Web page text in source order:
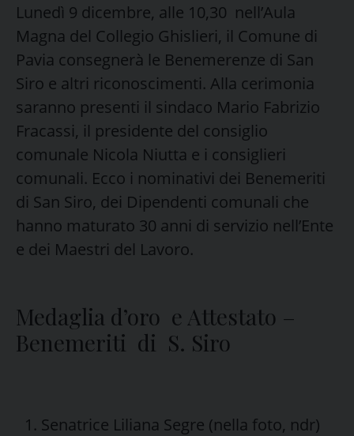
Lunedì 9 dicembre, alle 10,30 nell’Aula
Magna del Collegio Ghislieri, il Comune di
Pavia consegnerà le Benemerenze di San
Siro e altri riconoscimenti. Alla cerimonia
saranno presenti il sindaco Mario Fabrizio
Fracassi, il presidente del consiglio
comunale Nicola Niutta e i consiglieri
comunali. Ecco i nominativi dei Benemeriti
di San Siro, dei Dipendenti comunali che
hanno maturato 30 anni di servizio nell’Ente
e dei Maestri del Lavoro.
Medaglia d’oro e Attestato –
Benemeriti di S. Siro
Senatrice Liliana Segre (nella foto, ndr)